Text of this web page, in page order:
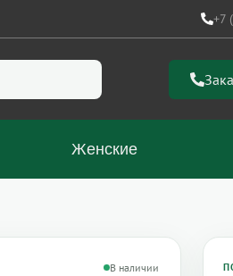
+7
Женские
В наличии